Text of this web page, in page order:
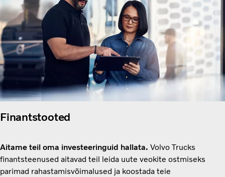
Finantstooted
Aitame teil oma investeeringuid hallata. Volvo Trucks
finantsteenused aitavad teil leida uute veokite ostmiseks
parimad rahastamisvõimalused ja koostada teie